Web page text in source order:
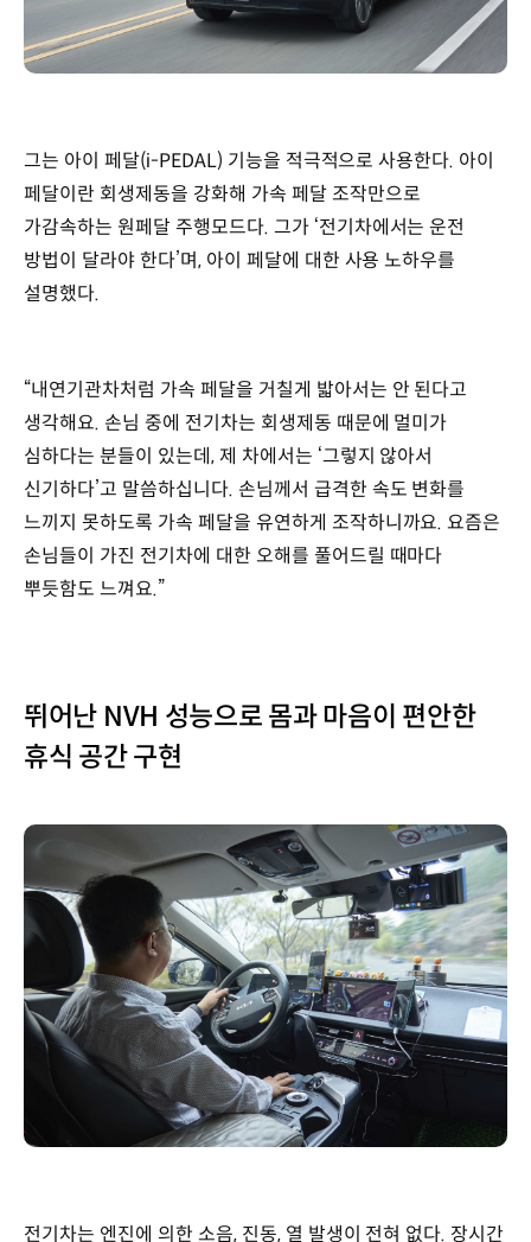
그는 아이 페달(i-PEDAL) 기능을 적극적으로 사용한다. 아이
페달이란 회생제동을 강화해 가속 페달 조작만으로
가감속하는 원페달 주행모드다. 그가 ‘전기차에서는 운전
방법이 달라야 한다’며, 아이 페달에 대한 사용 노하우를
설명했다.
“내연기관차처럼 가속 페달을 거칠게 밟아서는 안 된다고
생각해요. 손님 중에 전기차는 회생제동 때문에 멀미가
심하다는 분들이 있는데, 제 차에서는 ‘그렇지 않아서
신기하다’고 말씀하십니다. 손님께서 급격한 속도 변화를
느끼지 못하도록 가속 페달을 유연하게 조작하니까요. 요즘은
손님들이 가진 전기차에 대한 오해를 풀어드릴 때마다
뿌듯함도 느껴요.”
뛰어난 NVH 성능으로 몸과 마음이 편안한
휴식 공간 구현
전기차는 엔진에 의한 소음, 진동, 열 발생이 전혀 없다. 장시간